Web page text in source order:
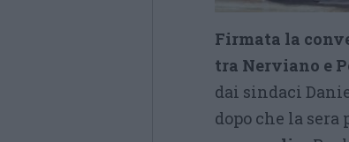
Firmata la
tra Nerviano e
dai sindaci
dopo che la